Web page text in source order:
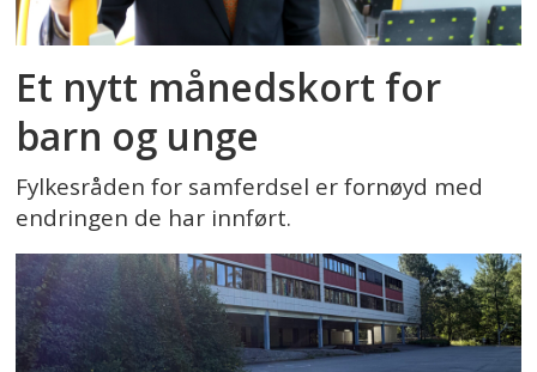
Et nytt månedskort for
barn og unge
Fylkesråden for samferdsel er fornøyd med
endringen de har innført.